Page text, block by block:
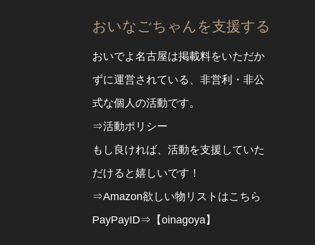
おいなごちゃんを支援する
おいでよ名古屋は掲載料をいただか
ずに運営されている、非営利・非公
式な個人の活動です。
⇒活動ポリシー
もし良ければ、活動を支援していた
だけると嬉しいです！
⇒Amazon欲しい物リストはこちら
PayPayID⇒【oinagoya】